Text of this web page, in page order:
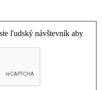
ľudský návštevník aby